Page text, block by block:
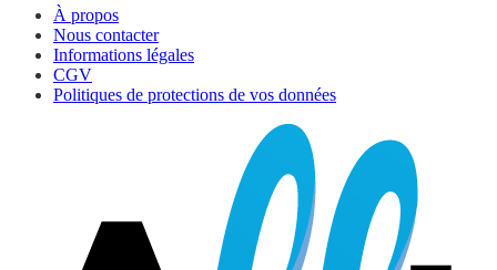
À propos
Nous contacter
Informations légales
CGV
Politiques de protections de vos données